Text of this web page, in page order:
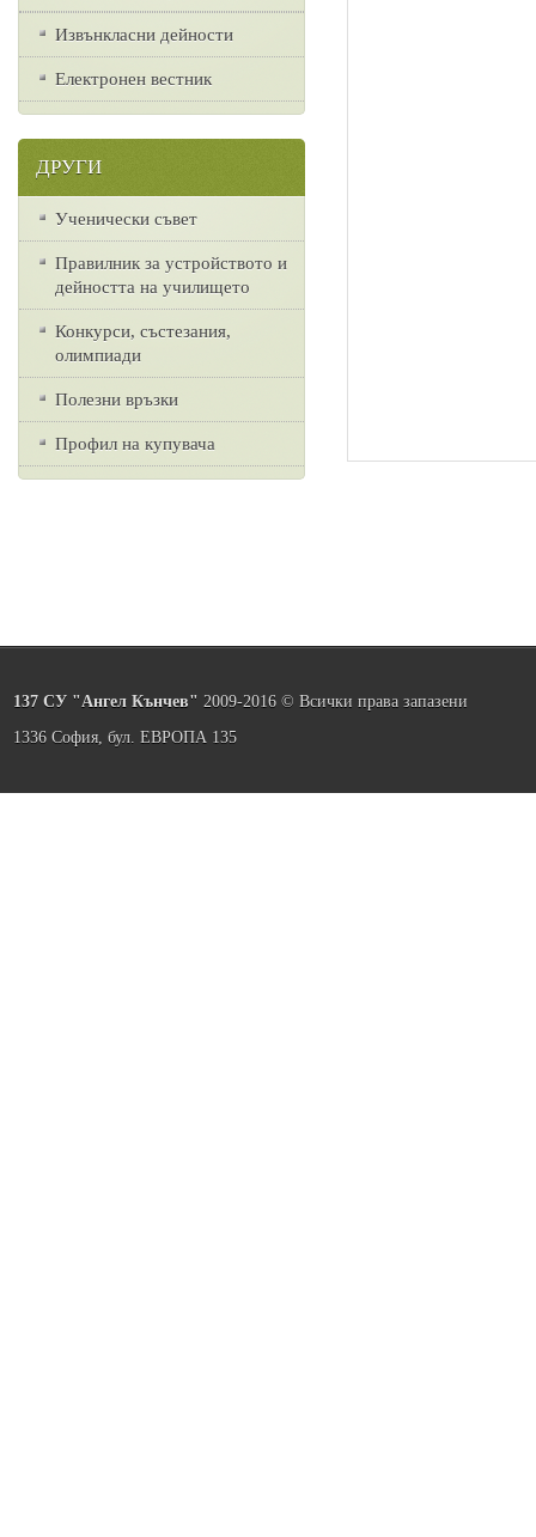
Извънкласни дейности
Електронен вестник
ДРУГИ
Ученически съвет
Правилник за устройството и
дейността на училището
Конкурси, състезания,
олимпиади
Полезни връзки
Профил на купувача
137 СУ "Ангел Кънчев" 2009-2016 © Всички права запазени
1336 София, бул. ЕВРОПА 135